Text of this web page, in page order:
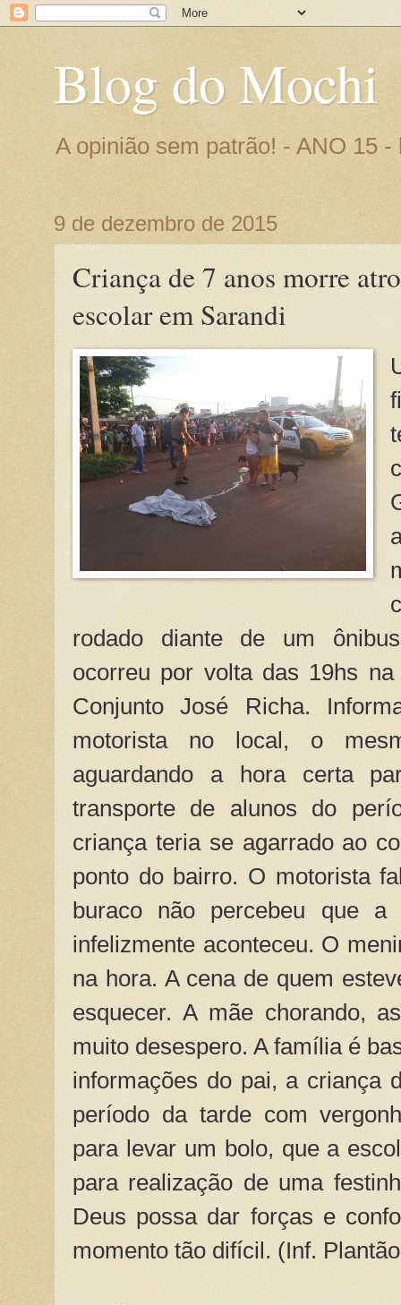
Blog do Mochi
A opinião sem patrão! - ANO 15
9 de dezembro de 2015
Criança de 7 anos morre
escolar em Sarandi
rodado diante de um
ocorreu por volta das 19hs
Conjunto José Richa.
motorista no local, o
aguardando a hora certa
transporte de alunos do
criança teria se agarrado ao
ponto do bairro. O motorista
buraco não percebeu que
infelizmente aconteceu. O
na hora. A cena de quem
esquecer. A mãe chorando,
muito desespero. A família é
informações do pai, a criança
período da tarde com
para levar um bolo, que a
para realização de uma
Deus possa dar forças e
momento tão difícil. (Inf.